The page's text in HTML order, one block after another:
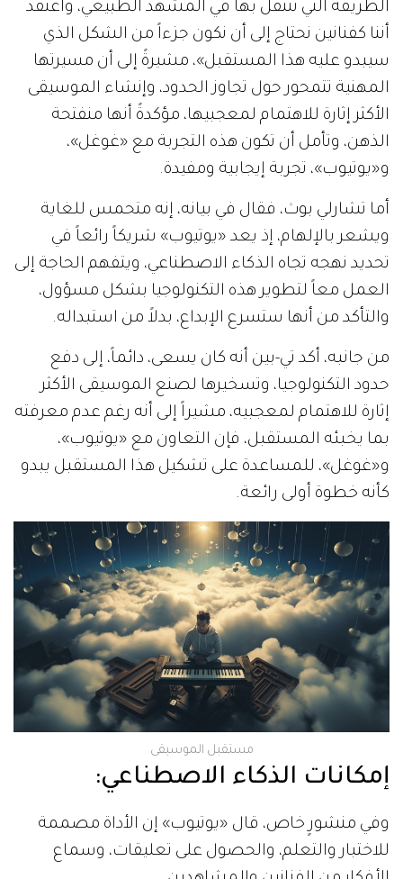
الطريقة التي نتنقل بها في المشهد الطبيعي، وأعتقد
أننا كفنانين نحتاج إلى أن نكون جزءاً من الشكل الذي
سيبدو عليه هذا المستقبل»، مشيرةً إلى أن مسيرتها
المهنية تتمحور حول تجاوز الحدود، وإنشاء الموسيقى
الأكثر إثارة للاهتمام لمعجبيها، مؤكدةً أنها منفتحة
الذهن، وتأمل أن تكون هذه التجربة مع «غوغل»،
و«يوتيوب»، تجربة إيجابية ومفيدة.
أما تشارلي بوث، فقال في بيانه، إنه متحمس للغاية
ويشعر بالإلهام، إذ يعد «يوتيوب» شريكاً رائعاً في
تحديد نهجه تجاه الذكاء الاصطناعي، ويتفهم الحاجة إلى
العمل معاً لتطوير هذه التكنولوجيا بشكل مسؤول،
والتأكد من أنها ستسرع الإبداع، بدلاً من استبداله.
من جانبه، أكد تي-بين أنه كان يسعى، دائماً، إلى دفع
حدود التكنولوجيا، وتسخيرها لصنع الموسيقى الأكثر
إثارة للاهتمام لمعجبيه، مشيراً إلى أنه رغم عدم معرفته
بما يخبئه المستقبل، فإن التعاون مع «يوتيوب»،
و«غوغل»، للمساعدة على تشكيل هذا المستقبل يبدو
كأنه خطوة أولى رائعة.
مستقبل الموسيقى
إمكانات الذكاء الاصطناعي:
وفي منشورٍ خاص، قال «يوتيوب» إن الأداة مصممة
للاختبار والتعلم، والحصول على تعليقات، وسماع